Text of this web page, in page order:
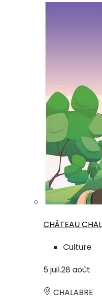
CHÂTEAU
Culture
5 juil.28 août
CHALABRE